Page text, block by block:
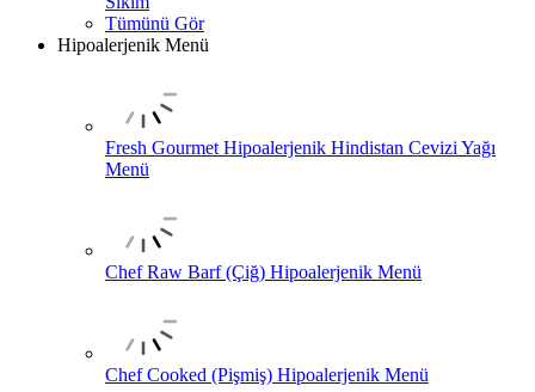
Tümünü Gör
Hipoalerjenik Menü
Fresh Gourmet Hipoalerjenik Hindistan Cevizi Yağı
Menü
Chef Raw Barf (Çiğ) Hipoalerjenik Menü
Chef Cooked (Pişmiş) Hipoalerjenik Menü